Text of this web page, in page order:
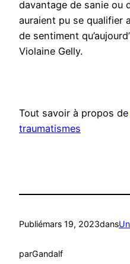
davantage de sanie ou
auraient pu se qualifier
de sentiment
Violaine Gelly.
Tout savoir à propos de
traumatismes
Publiémars 19, 2023dans
parGandalf